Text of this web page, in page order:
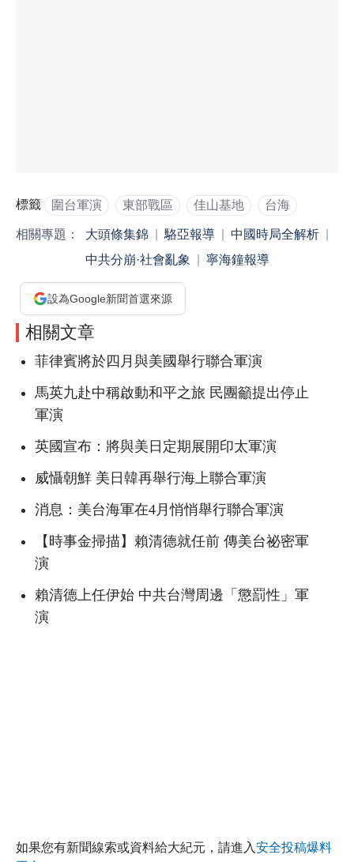
標籤 圍台軍演 東部戰區 佳山基地 台海
相關專題： 大頭條集錦 駱亞報導 中國時局全解析
中共分崩·社會亂象
寧海鐘報導
設為Google新聞首選來源
相關文章
菲律賓將於四月與美國舉行聯合軍演
馬英九赴中稱啟動和平之旅 民團籲提出停止
軍演
英國宣布：將與美日定期展開印太軍演
威懾朝鮮 美日韓再舉行海上聯合軍演
消息：美台海軍在4月悄悄舉行聯合軍演
【時事金掃描】賴清德就任前 傳美台祕密軍
演
賴清德上任伊始 中共台灣周邊「懲罰性」軍
演
如果您有新聞線索或資料給大紀元，請進入安全投稿爆料